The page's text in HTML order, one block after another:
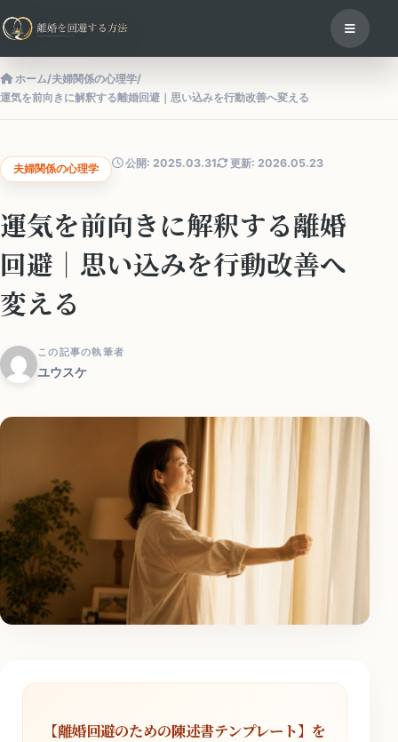
ホーム/夫婦関係の心理学/
運気を前向きに解釈する離婚回避｜思い込みを行動改善へ変える
夫婦関係の心理学 公開: 2025.03.31 更新: 2026.05.23
運気を前向きに解釈する離婚
回避｜思い込みを行動改善へ
変える
この記事の執筆者
ユウスケ
【離婚回避のための陳述書テンプレート】を